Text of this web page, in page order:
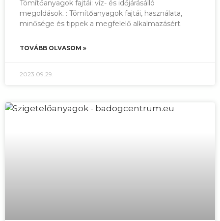
Tömítőanyagok fajtái: víz- és időjárásálló
megoldások. : Tömítőanyagok fajtái, használata,
minősége és tippek a megfelelő alkalmazásért.
TOVÁBB OLVASOM »
2023.09.29.